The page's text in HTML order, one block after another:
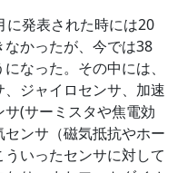
発表された時には20
かったが、今では38
なった。その中には、
ジャイロセンサ、加速
(サーミスタや焦電効
ンサ（磁気抵抗やホー
いったセンサに対して